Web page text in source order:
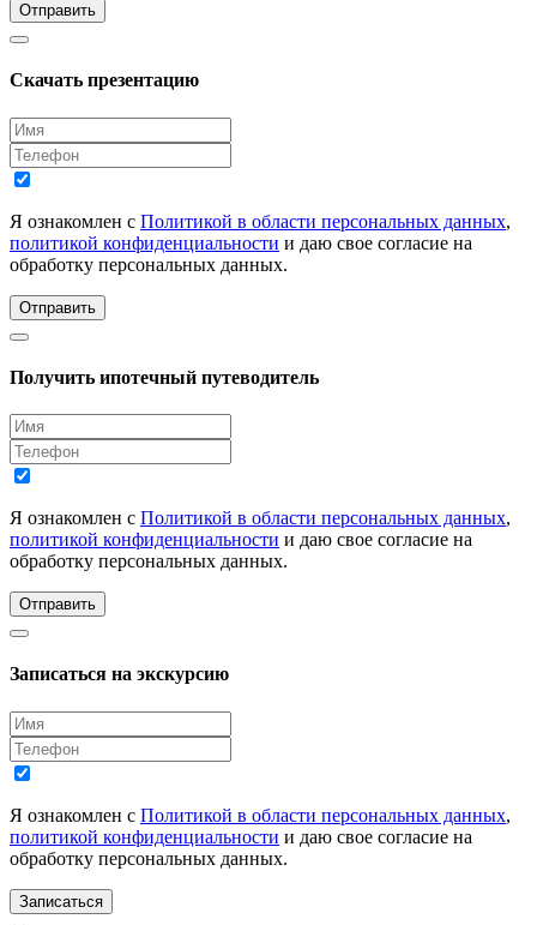
Отправить
Скачать презентацию
Я ознакомлен с Политикой в области персональных данных,
политикой конфиденциальности и даю свое согласие на
обработку персональных данных.
Отправить
Получить ипотечный путеводитель
Я ознакомлен с Политикой в области персональных данных,
политикой конфиденциальности и даю свое согласие на
обработку персональных данных.
Отправить
Записаться на экскурсию
Я ознакомлен с Политикой в области персональных данных,
политикой конфиденциальности и даю свое согласие на
обработку персональных данных.
Записаться